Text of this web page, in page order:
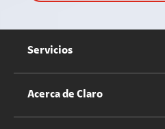
Servicios
Servicios Móviles
Acerca de Claro